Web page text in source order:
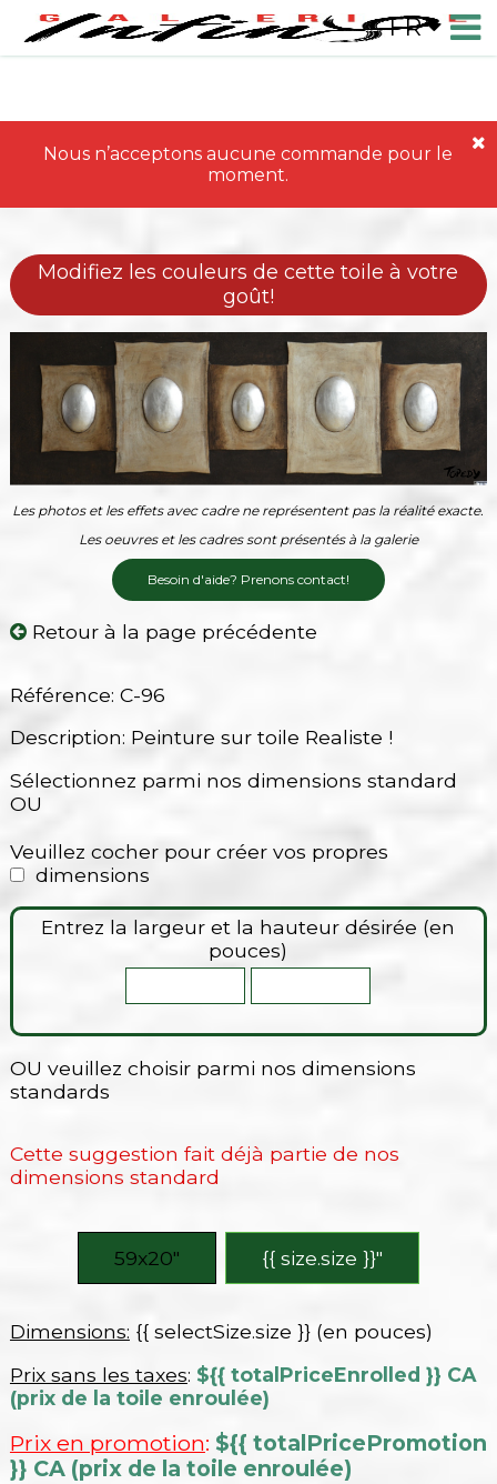
FR
Nous n’acceptons aucune commande pour le
moment.
Modifiez les couleurs de cette toile à votre
goût!
Les photos et les effets avec cadre ne représentent pas la réalité exacte.
Les oeuvres et les cadres sont présentés à la galerie
Besoin d'aide? Prenons contact!
Retour à la page précédente
Référence: C-96
Description: Peinture sur toile Realiste !
Sélectionnez parmi nos dimensions standard
OU
Veuillez cocher pour créer vos propres
dimensions
Entrez la largeur et la hauteur désirée (en
pouces)
OU veuillez choisir parmi nos dimensions
standards
Cette suggestion fait déjà partie de nos
dimensions standard
59x20″ {{ size.size }}″
Dimensions: {{ selectSize.size }} (en pouces)
Prix sans les taxes: ${{ totalPriceEnrolled }} CA
(prix de la toile enroulée)
Prix en promotion: ${{ totalPricePromotion
}} CA (prix de la toile enroulée)